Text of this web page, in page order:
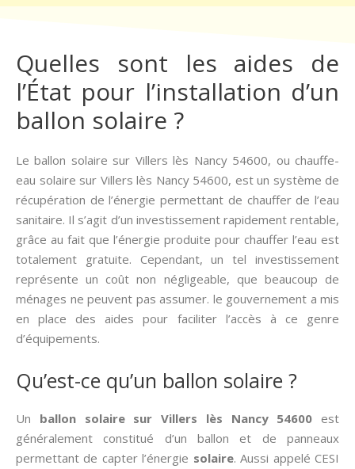
Quelles sont les aides de
l’État pour l’installation d’un
ballon solaire ?
Le ballon solaire sur Villers lès Nancy 54600, ou chauffe-
eau solaire sur Villers lès Nancy 54600, est un système de
récupération de l’énergie permettant de chauffer de l’eau
sanitaire. Il s’agit d’un investissement rapidement rentable,
grâce au fait que l’énergie produite pour chauffer l’eau est
totalement gratuite. Cependant, un tel investissement
représente un coût non négligeable, que beaucoup de
ménages ne peuvent pas assumer. le gouvernement a mis
en place des aides pour faciliter l’accès à ce genre
d’équipements.
Qu’est-ce qu’un ballon solaire ?
Un ballon solaire sur Villers lès Nancy 54600 est
généralement constitué d’un ballon et de panneaux
permettant de capter l’énergie solaire. Aussi appelé CESI